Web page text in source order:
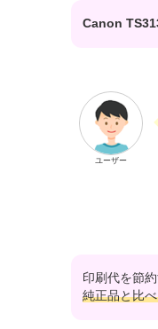
Canon
ユーザー
印刷代を節
純正品と比